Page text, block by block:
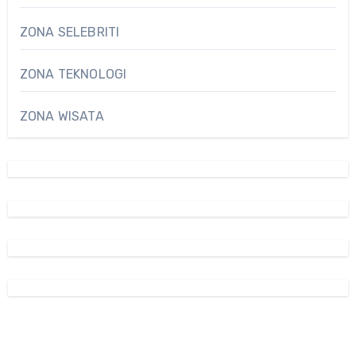
ZONA SELEBRITI
ZONA TEKNOLOGI
ZONA WISATA